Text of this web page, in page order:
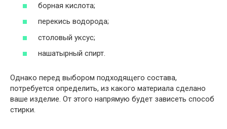
борная кислота;
перекись водорода;
столовый уксус;
нашатырный спирт.
Однако перед выбором подходящего состава,
потребуется определить, из какого материала сделано
ваше изделие. От этого напрямую будет зависеть способ
стирки.